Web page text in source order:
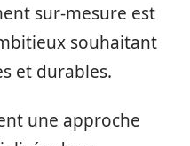
sur-mesure est
souhaitant
et durables.
une approche